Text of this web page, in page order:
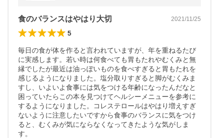
食のバランスはやはり大切 2021/11/25
5
毎日の食が体を作ると言われていますが、年を重ねるたび
に実感します。若い時は何食べても胃もたれやむくみと無
縁でしたが最近は油っぽいものを食べすぎると胃もたれを
感じるようになりました。塩分取りすぎると脚がむくみま
すし、いよいよ食事には気をつける年齢になったんだなと
困っていたらこの本を見つけてヘルシーメニューを参考に
するようになりました。コレステロールはやはり増えすぎ
ないように注意したいですから食事のバランスに気をつけ
ると、むくみが気にならなくなってきたような気がしま
す。